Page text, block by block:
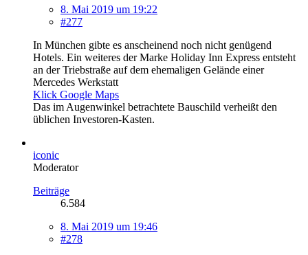
8. Mai 2019 um 19:22
#277
In München gibte es anscheinend noch nicht genügend
Hotels. Ein weiteres der Marke Holiday Inn Express entsteht
an der Triebstraße auf dem ehemaligen Gelände einer
Mercedes Werkstatt
Klick Google Maps
Das im Augenwinkel betrachtete Bauschild verheißt den
üblichen Investoren-Kasten.
iconic
Moderator
Beiträge
6.584
8. Mai 2019 um 19:46
#278